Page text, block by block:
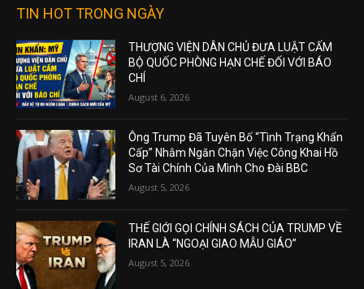
TIN HOT TRONG NGÀY
THƯỢNG VIỆN DÂN CHỦ ĐƯA LUẬT CẤM
BỘ QUỐC PHÒNG HẠN CHẾ ĐỐI VỚI BÁO
CHÍ
August 6, 2026
Ông Trump Đã Tuyên Bố “Tình Trạng Khẩn
Cấp” Nhằm Ngăn Chặn Việc Công Khai Hồ
Sơ Tài Chính Của Mình Cho Đài BBC
August 5, 2026
THẾ GIỚI GỌI CHÍNH SÁCH CỦA TRUMP VỀ
IRAN LÀ “NGOẠI GIAO MẪU GIÁO”
August 5, 2026